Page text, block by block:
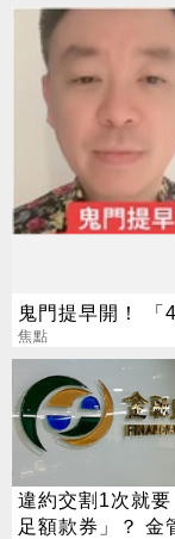
鬼門提早開！ 「
焦點
違約交割1次就要
足額款券」？ 金